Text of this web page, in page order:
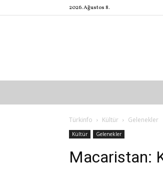
2026. Ağustos 8.
Türkinfo Kültür Gelenekler
Kültür Gelenekler
Macaristan: